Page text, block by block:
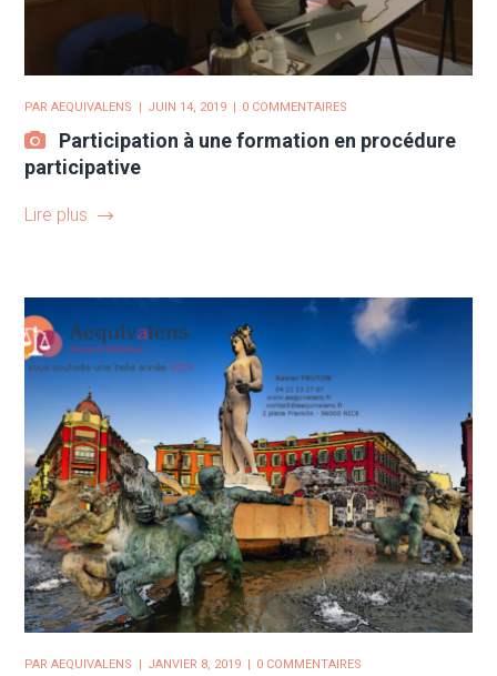
PARAEQUIVALENS JUIN 14, 2019 0 COMMENTAIRES
Participation à une formation en procédure
participative
Lire plus
PARAEQUIVALENS JANVIER 8, 2019 0 COMMENTAIRES